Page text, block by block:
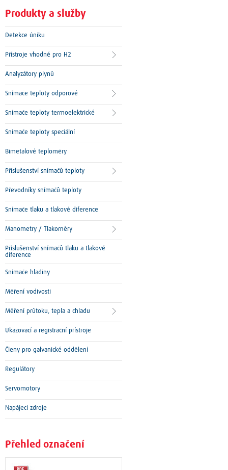
Produkty a služby
Detekce úniku
Přístroje vhodné pro H2
Analyzátory plynů
Snímače teploty odporové
Snímače teploty termoelektrické
Snímače teploty speciální
Bimetalové teploměry
Příslušenství snímačů teploty
Převodníky snímačů teploty
Snímače tlaku a tlakové diference
Manometry / Tlakoměry
Příslušenství snímačů tlaku a tlakové
diference
Snímače hladiny
Měření vodivosti
Měření průtoku, tepla a chladu
Ukazovací a registrační přístroje
Členy pro galvanické oddělení
Regulátory
Servomotory
Napájecí zdroje
Přehled označení